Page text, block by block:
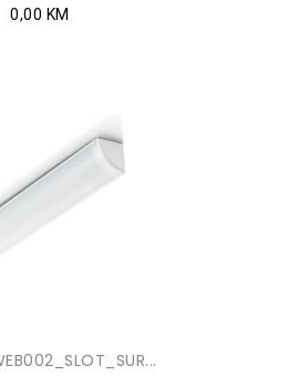
0,00 KM